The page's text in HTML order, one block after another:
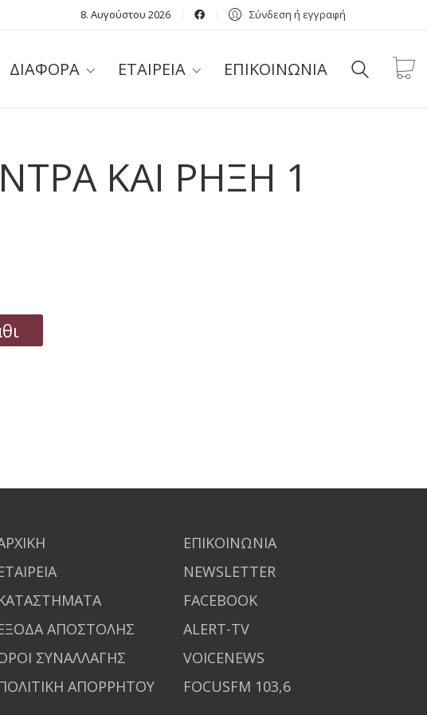
8. Αυγούστου 2026 Σύνδεση ή εγγραφή
ΔΙΑΦΟΡΑ ΕΤΑΙΡΕΙΑ ΕΠΙΚΟΙΝΩΝΙΑ
ΚΑΙ ΡΗΞΗ 1
ΑΠΟΣΤΟΛΗΣ
ΣΥΝΑΛΛΑΓΗΣ
ΑΠΟΡΡΗΤΟΥ
ΕΠΙΚΟΙΝΩΝΙΑ
NEWSLETTER
FACEBOOK
ALERT-TV
VOICENEWS
FOCUSFM 103,6